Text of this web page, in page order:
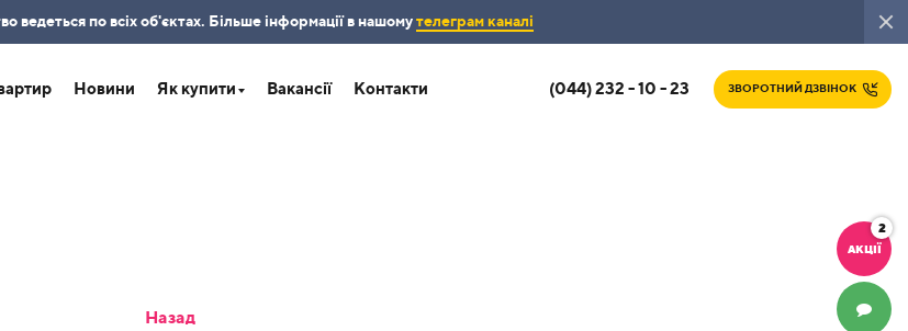
ведеться по всіх об'єктах. Більше інформації в нашомутелеграм каналі
Новини Як купити Вакансії Контакти (044) 232 - 10 - 23 ЗВОРОТНИЙ ДЗВІНОК
АКЦІЇ
2
ЧАТ
Назад